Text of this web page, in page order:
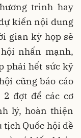
trình hay
kiến nội dung
gian kỳ họp sẽ
nhấn mạnh,
phải hết sức kỹ
cũng báo cáo
đợt để các cơ
lý, hoàn thiện
Quốc hội đề